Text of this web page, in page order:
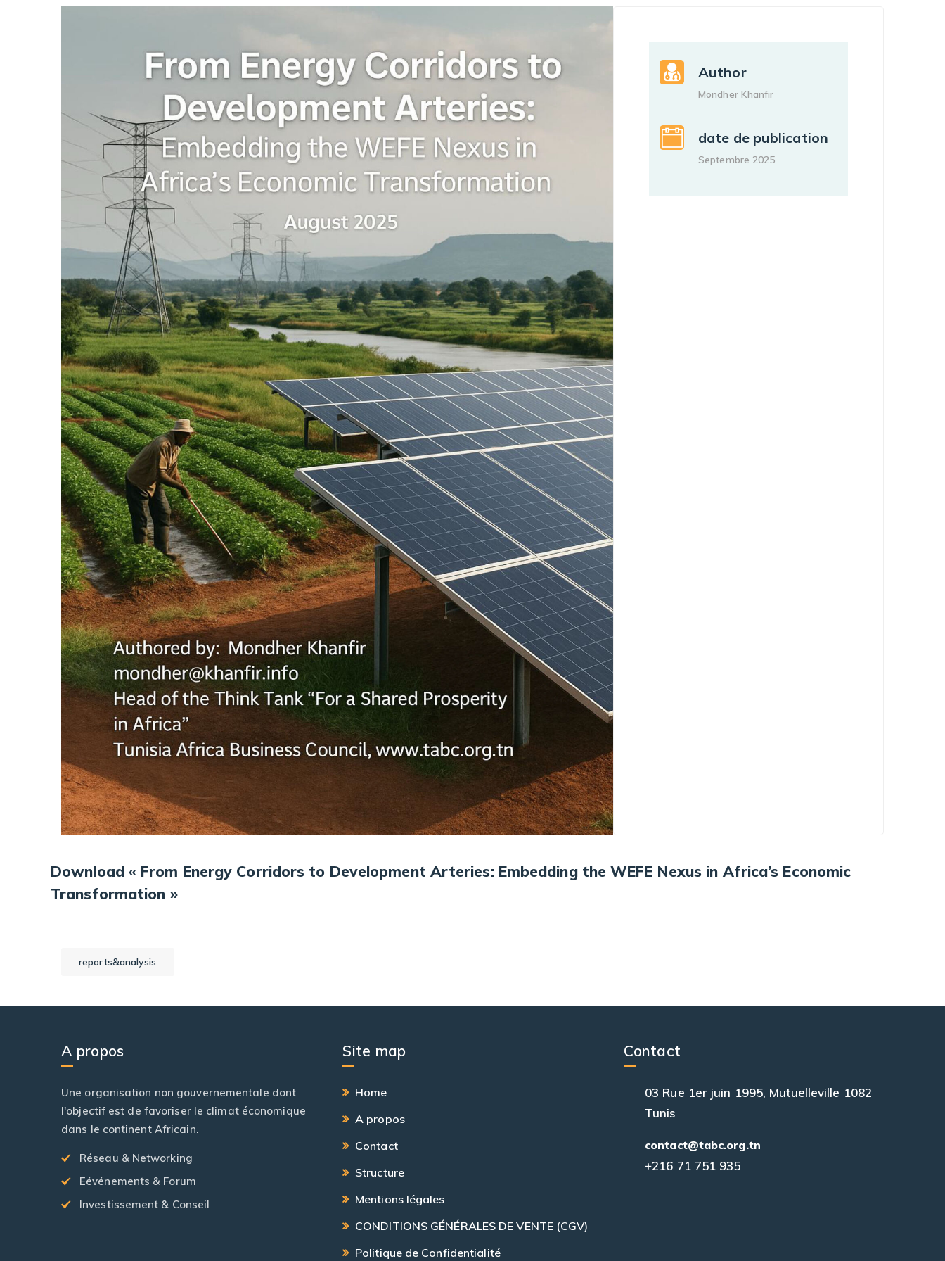
Author
Mondher Khanfir
date de publication
Septembre 2025
Download « From Energy Corridors to Development Arteries: Embedding the WEFE Nexus in Africa’s Economic
Transformation »
reports&analysis
A propos
Une organisation non gouvernementale dont
l'objectif est de favoriser le climat économique
dans le continent Africain.
Réseau & Networking
Eévénements & Forum
Investissement & Conseil
Site map
Home
A propos
Contact
Structure
Mentions légales
CONDITIONS GÉNÉRALES DE VENTE (CGV)
Politique de Confidentialité
Contact
03 Rue 1er juin 1995, Mutuelleville 1082
Tunis
contact@tabc.org.tn
+216 71 751 935